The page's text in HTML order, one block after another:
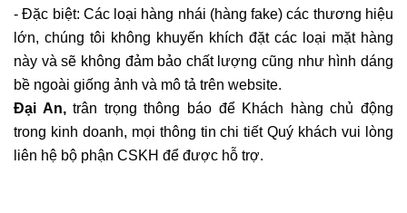
- Đặc biệt: Các loại hàng nhái (hàng fake) các thương hiệu
lớn, chúng tôi không khuyến khích đặt các loại mặt hàng
này và sẽ không đảm bảo chất lượng cũng như hình dáng
bề ngoài giống ảnh và mô tả trên website.
Đại An,trân trọng thông báo để Khách hàng chủ động
trong kinh doanh, mọi thông tin chi tiết Quý khách vui lòng
liên hệ bộ phận CSKH để được hỗ trợ.